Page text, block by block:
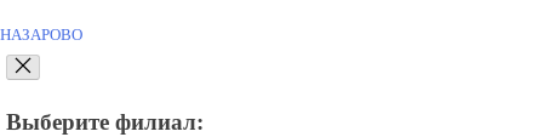
НАЗАРОВО
Выберите филиал: